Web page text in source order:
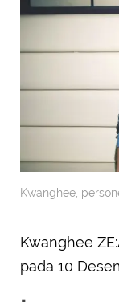
Kwanghee,
Kwanghee
pada 10